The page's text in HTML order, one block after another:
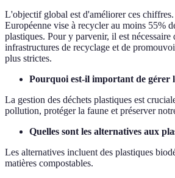
L'objectif global est d'améliorer ces
Européenne vise à recycler au moins 55%
plastiques. Pour y parvenir, il est nécessaire
infrastructures de recyclage et de
plus strictes.
Pourquoi est-il important de gérer
La gestion des déchets plastiques est
pollution, protéger la faune et préserver
Quelles sont les alternatives aux
Les alternatives incluent des plastiques
matières compostables.